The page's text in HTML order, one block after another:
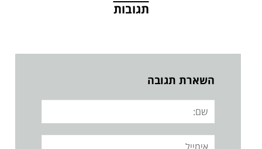
תגובות
השארת תגובה
שם:
אימייל